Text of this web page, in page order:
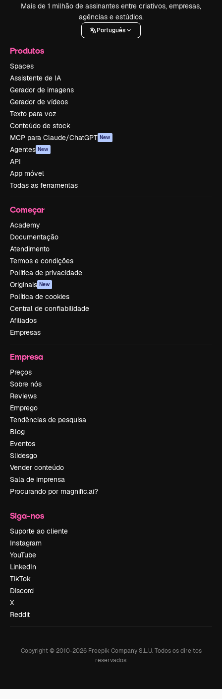
Mais de 1 milhão de assinantes entre criativos, empresas,
agências e estúdios.
Português
Produtos
Spaces
Assistente de IA
Gerador de imagens
Gerador de vídeos
Texto para voz
Conteúdo de stock
MCP para Claude/ChatGPT New
Agentes New
API
App móvel
Todas as ferramentas
Começar
Academy
Documentação
Atendimento
Termos e condições
Política de privacidade
Originais New
Política de cookies
Central de confiabilidade
Afiliados
Empresas
Empresa
Preços
Sobre nós
Reviews
Emprego
Tendências de pesquisa
Blog
Eventos
Slidesgo
Vender conteúdo
Sala de imprensa
Procurando por magnific.ai?
Siga-nos
Suporte ao cliente
Instagram
YouTube
LinkedIn
TikTok
Discord
X
Reddit
Copyright © 2010-2026Freepik Company S.L.U. Todos os direitos
reservados.